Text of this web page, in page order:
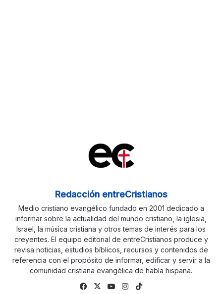
Redacción entreCristianos
Medio cristiano evangélico fundado en 2001 dedicado a
informar sobre la actualidad del mundo cristiano, la iglesia,
Israel, la música cristiana y otros temas de interés para los
creyentes. El equipo editorial de entreCristianos produce y
revisa noticias, estudios bíblicos, recursos y contenidos de
referencia con el propósito de informar, edificar y servir a la
comunidad cristiana evangélica de habla hispana.
Facebook
X YouTubeInstagram